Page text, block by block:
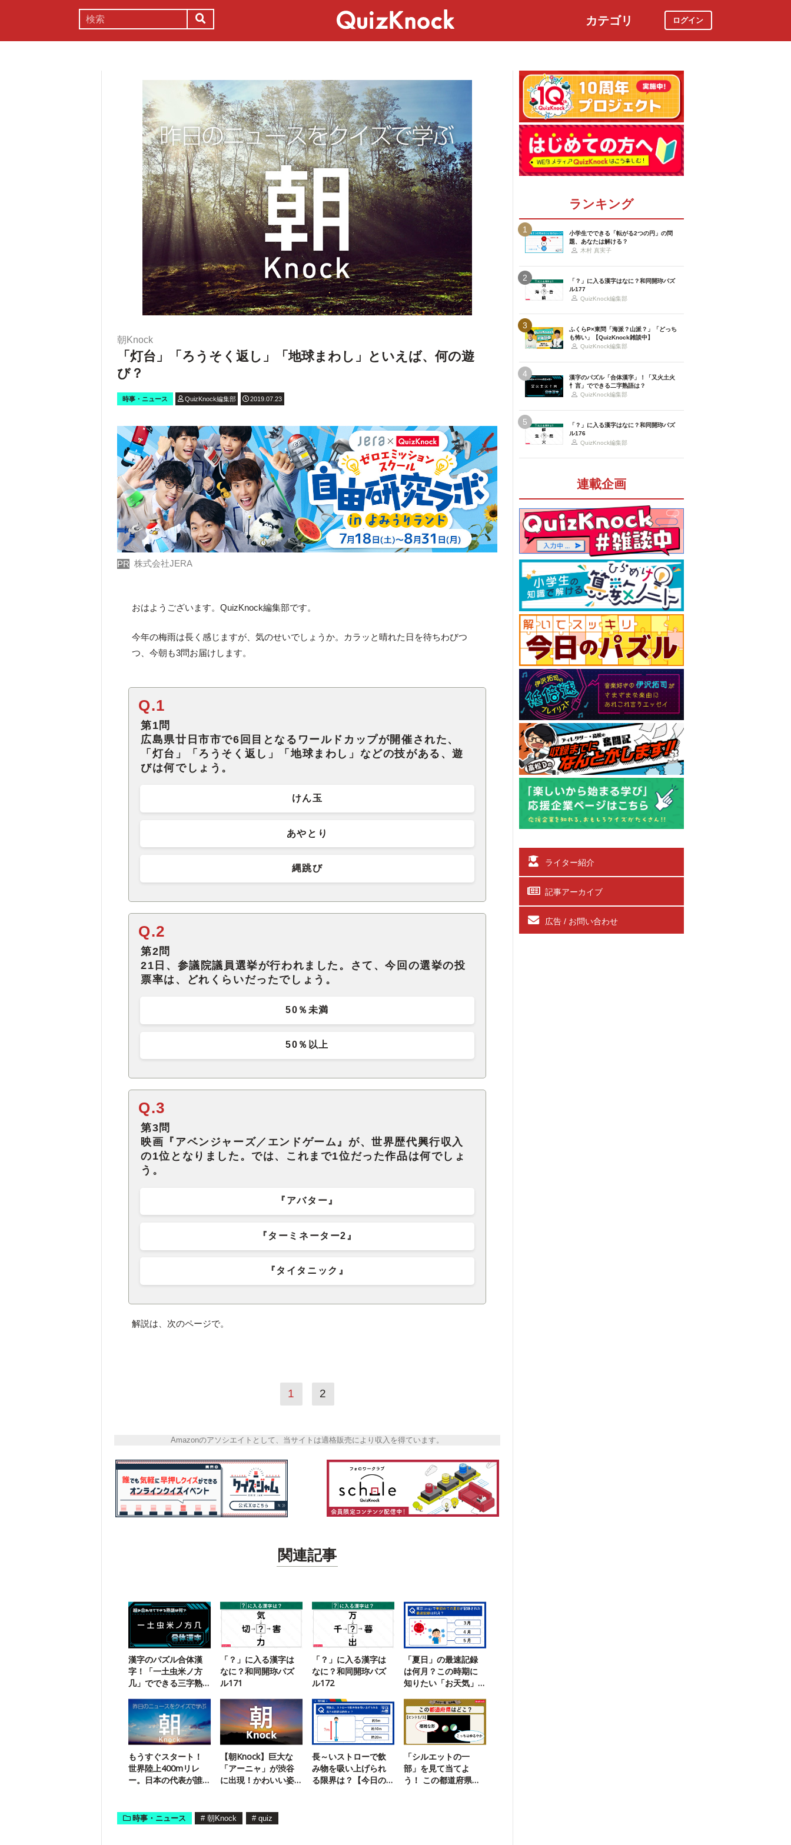
カテゴリ ログイン
朝Knock
「灯台」「ろうそく返し」「地球まわし」といえば、何の遊
び？
時事・ニュース QuizKnock編集部 2019.07.23
PR 株式会社JERA
おはようございます。QuizKnock編集部です。
今年の梅雨は長く感じますが、気のせいでしょうか。カラッと晴れた日を待ちわびつ
つ、今朝も3問お届けします。
Q.1
第1問
広島県廿日市市で6回目となるワールドカップが開催された、
「灯台」「ろうそく返し」「地球まわし」などの技がある、遊
びは何でしょう。
けん玉
あやとり
縄跳び
Q.2
第2問
21日、参議院議員選挙が行われました。さて、今回の選挙の投
票率は、どれくらいだったでしょう。
50％未満
50％以上
Q.3
第3問
映画『アベンジャーズ／エンドゲーム』が、世界歴代興行収入
の1位となりました。では、これまで1位だった作品は何でしょ
う。
『アバター』
『ターミネーター2』
『タイタニック』
解説は、次のページで。
1 2
Amazonのアソシエイトとして、当サイトは適格販売により収入を得ています。
関連記事
漢字のパズル合体漢
字！「一土虫米ノ方
几」でできる三字熟
「？」に入る漢字は
なに？和同開珎パズ
ル171
「？」に入る漢字は
なに？和同開珎パズ
ル172
「夏日」の最速記録
は何月？この時期に
知りたい「お天気」
もうすぐスタート！
世界陸上400mリレ
ー。日本の代表が誰
【朝Knock】巨大な
「アーニャ」が渋谷
に出現！かわいい姿
長～いストローで飲
み物を吸い上げられ
る限界は？【今日の
「シルエットの一
部」を見て当てよ
う！ この都道府県、
時事・ニュース # 朝Knock # quiz
ランキング
1
小学生でできる「転がる2つの円」の問
題、あなたは解ける？
木村 真実子
2
「？」に入る漢字はなに？和同開珎パズ
ル177
QuizKnock編集部
3
ふくらP×東問「海派？山派？」「どっち
も怖い」【QuizKnock雑談中】
QuizKnock編集部
4
漢字のパズル「合体漢字」！「又火土火
忄言」でできる二字熟語は？
QuizKnock編集部
5
「？」に入る漢字はなに？和同開珎パズ
ル176
QuizKnock編集部
連載企画
ライター紹介
記事アーカイブ
広告 / お問い合わせ